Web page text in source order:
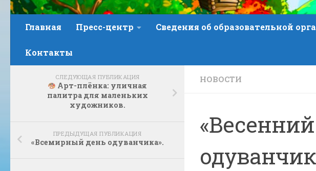
Главная Пресс-центр Сведения об образовательной
Контакты
НОВОСТИ
СЛЕДУЮЩАЯ ПУБЛИКАЦИЯ
Арт-плёнка: уличная
палитра для маленьких
художников.
ПРЕДЫДУЩАЯ ПУБЛИКАЦИЯ
«Всемирный день одуванчика».